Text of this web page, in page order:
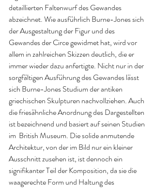
detaillierten Faltenwurf des Gewandes
abzeichnet. Wie ausführlich Burne-Jones sich
der Ausgestaltung der Figur und des
Gewandes der Circe gewidmet hat, wird vor
allem in zahlreichen Skizzen deutlich, die er
immer wieder dazu anfertigte. Nicht nur in der
sorgfältigen Ausführung des Gewandes lässt
sich Burne-Jones Studium der antiken
griechischen Skulpturen nachvollziehen. Auch
die friesähnliche Anordnung des Dargestellten
ist bezeichnend und basiert auf seinen Studien
im  British Museum. Die solide anmutende
Architektur, von der im Bild nur ein kleiner
Ausschnitt zusehen ist, ist dennoch ein
signifikanter Teil der Komposition, da sie die
waagerechte Form und Haltung des